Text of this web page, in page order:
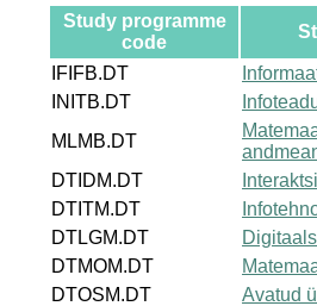
Study programme
code
IFIFB.DT
INITB.DT
MLMB.DT
DTIDM.DT
DTITM.DT
DTLGM.DT
DTMOM.DT
DTOSM.DT
Avatud